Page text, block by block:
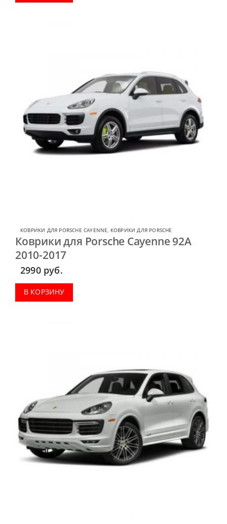
КОВРИКИ ДЛЯ PORSCHE CAYENNE КОВРИКИ ДЛЯ PORSCHE
Коврики для Porsche Cayenne 92A
2010-2017
2990 руб.
В КОРЗИНУ